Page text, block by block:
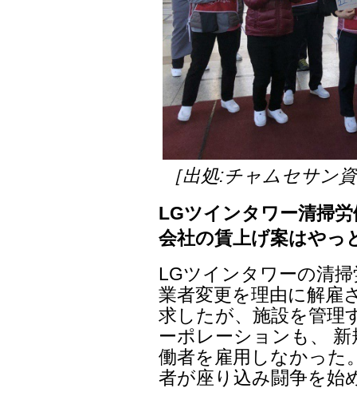
［出処:チャムセサン
LGツインタワー清掃
会社の賃上げ案はやっ
LGツインタワーの清
業者変更を理由に解雇
求したが、施設を管理
ーポレーションも、
働者を雇用しなかった
者が座り込み闘争を始